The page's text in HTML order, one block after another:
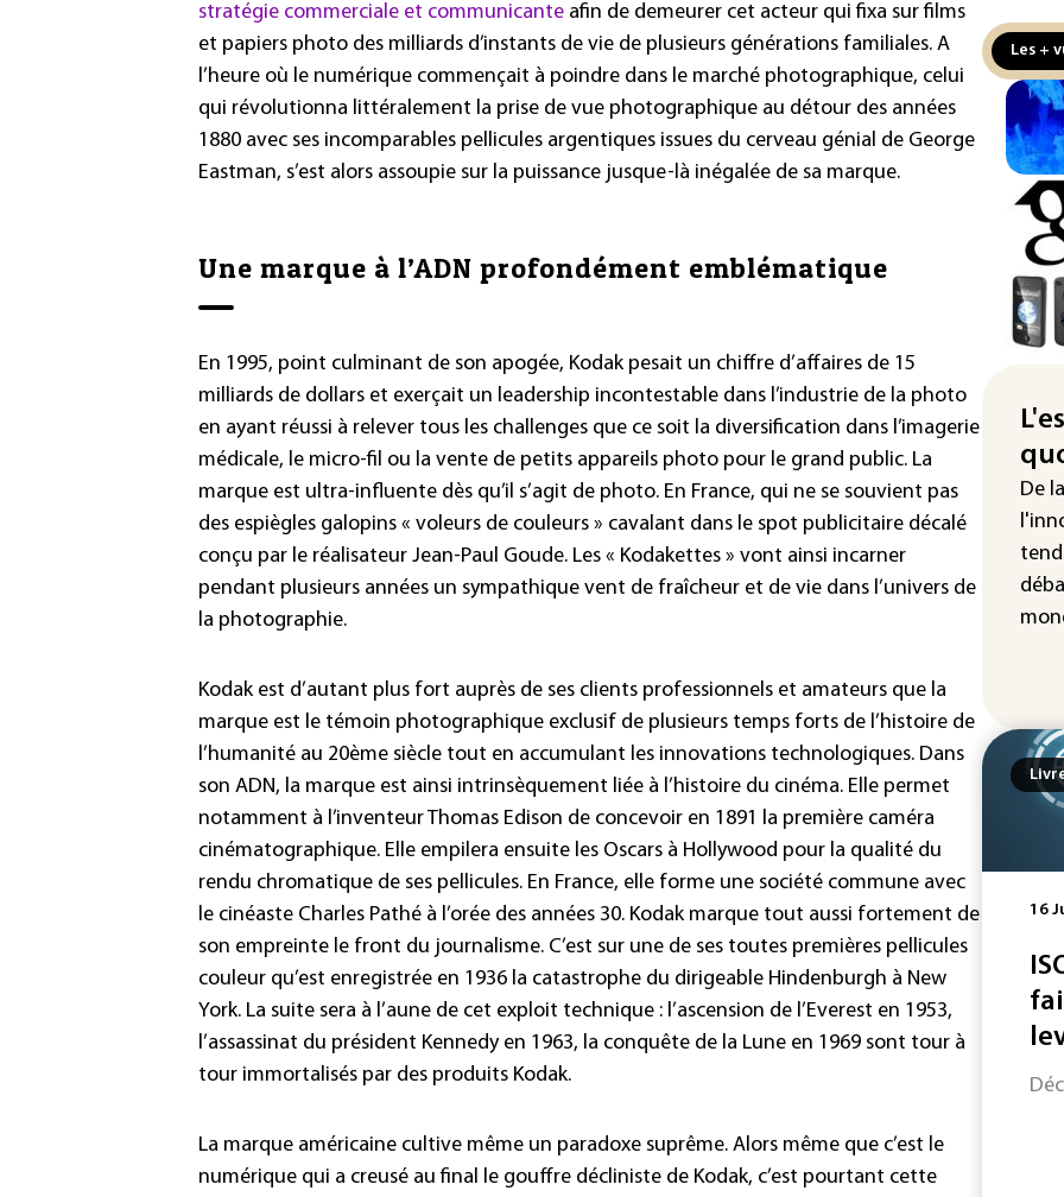
stratégie commerciale et communicante afin de demeurer cet acteur qui fixa sur films
et papiers photo des milliards d’instants de vie de plusieurs générations familiales. A
l’heure où le numérique commençait à poindre dans le marché photographique, celui
qui révolutionna littéralement la prise de vue photographique au détour des années
1880 avec ses incomparables pellicules argentiques issues du cerveau génial de George
Eastman, s’est alors assoupie sur la puissance jusque-là inégalée de sa marque.
Une marque à l’ADN profondément emblématique
En 1995, point culminant de son apogée, Kodak pesait un chiffre d’affaires de 15
milliards de dollars et exerçait un leadership incontestable dans l’industrie de la photo
en ayant réussi à relever tous les challenges que ce soit la diversification dans l’imagerie
médicale, le micro-fil ou la vente de petits appareils photo pour le grand public. La
marque est ultra-influente dès qu’il s’agit de photo. En France, qui ne se souvient pas
des espiègles galopins « voleurs de couleurs » cavalant dans le spot publicitaire décalé
conçu par le réalisateur Jean-Paul Goude. Les « Kodakettes » vont ainsi incarner
pendant plusieurs années un sympathique vent de fraîcheur et de vie dans l’univers de
la photographie.
Kodak est d’autant plus fort auprès de ses clients professionnels et amateurs que la
marque est le témoin photographique exclusif de plusieurs temps forts de l’histoire de
l’humanité au 20ème siècle tout en accumulant les innovations technologiques. Dans
son ADN, la marque est ainsi intrinsèquement liée à l’histoire du cinéma. Elle permet
notamment à l’inventeur Thomas Edison de concevoir en 1891 la première caméra
cinématographique. Elle empilera ensuite les Oscars à Hollywood pour la qualité du
rendu chromatique de ses pellicules. En France, elle forme une société commune avec
le cinéaste Charles Pathé à l’orée des années 30. Kodak marque tout aussi fortement de
son empreinte le front du journalisme. C’est sur une de ses toutes premières pellicules
couleur qu’est enregistrée en 1936 la catastrophe du dirigeable Hindenburgh à New
York. La suite sera à l’aune de cet exploit technique : l’ascension de l’Everest en 1953,
l’assassinat du président Kennedy en 1963, la conquête de la Lune en 1969 sont tour à
tour immortalisés par des produits Kodak.
La marque américaine cultive même un paradoxe suprême. Alors même que c’est le
numérique qui a creusé au final le gouffre décliniste de Kodak, c’est pourtant cette
La
Le
au
Les +
De
16